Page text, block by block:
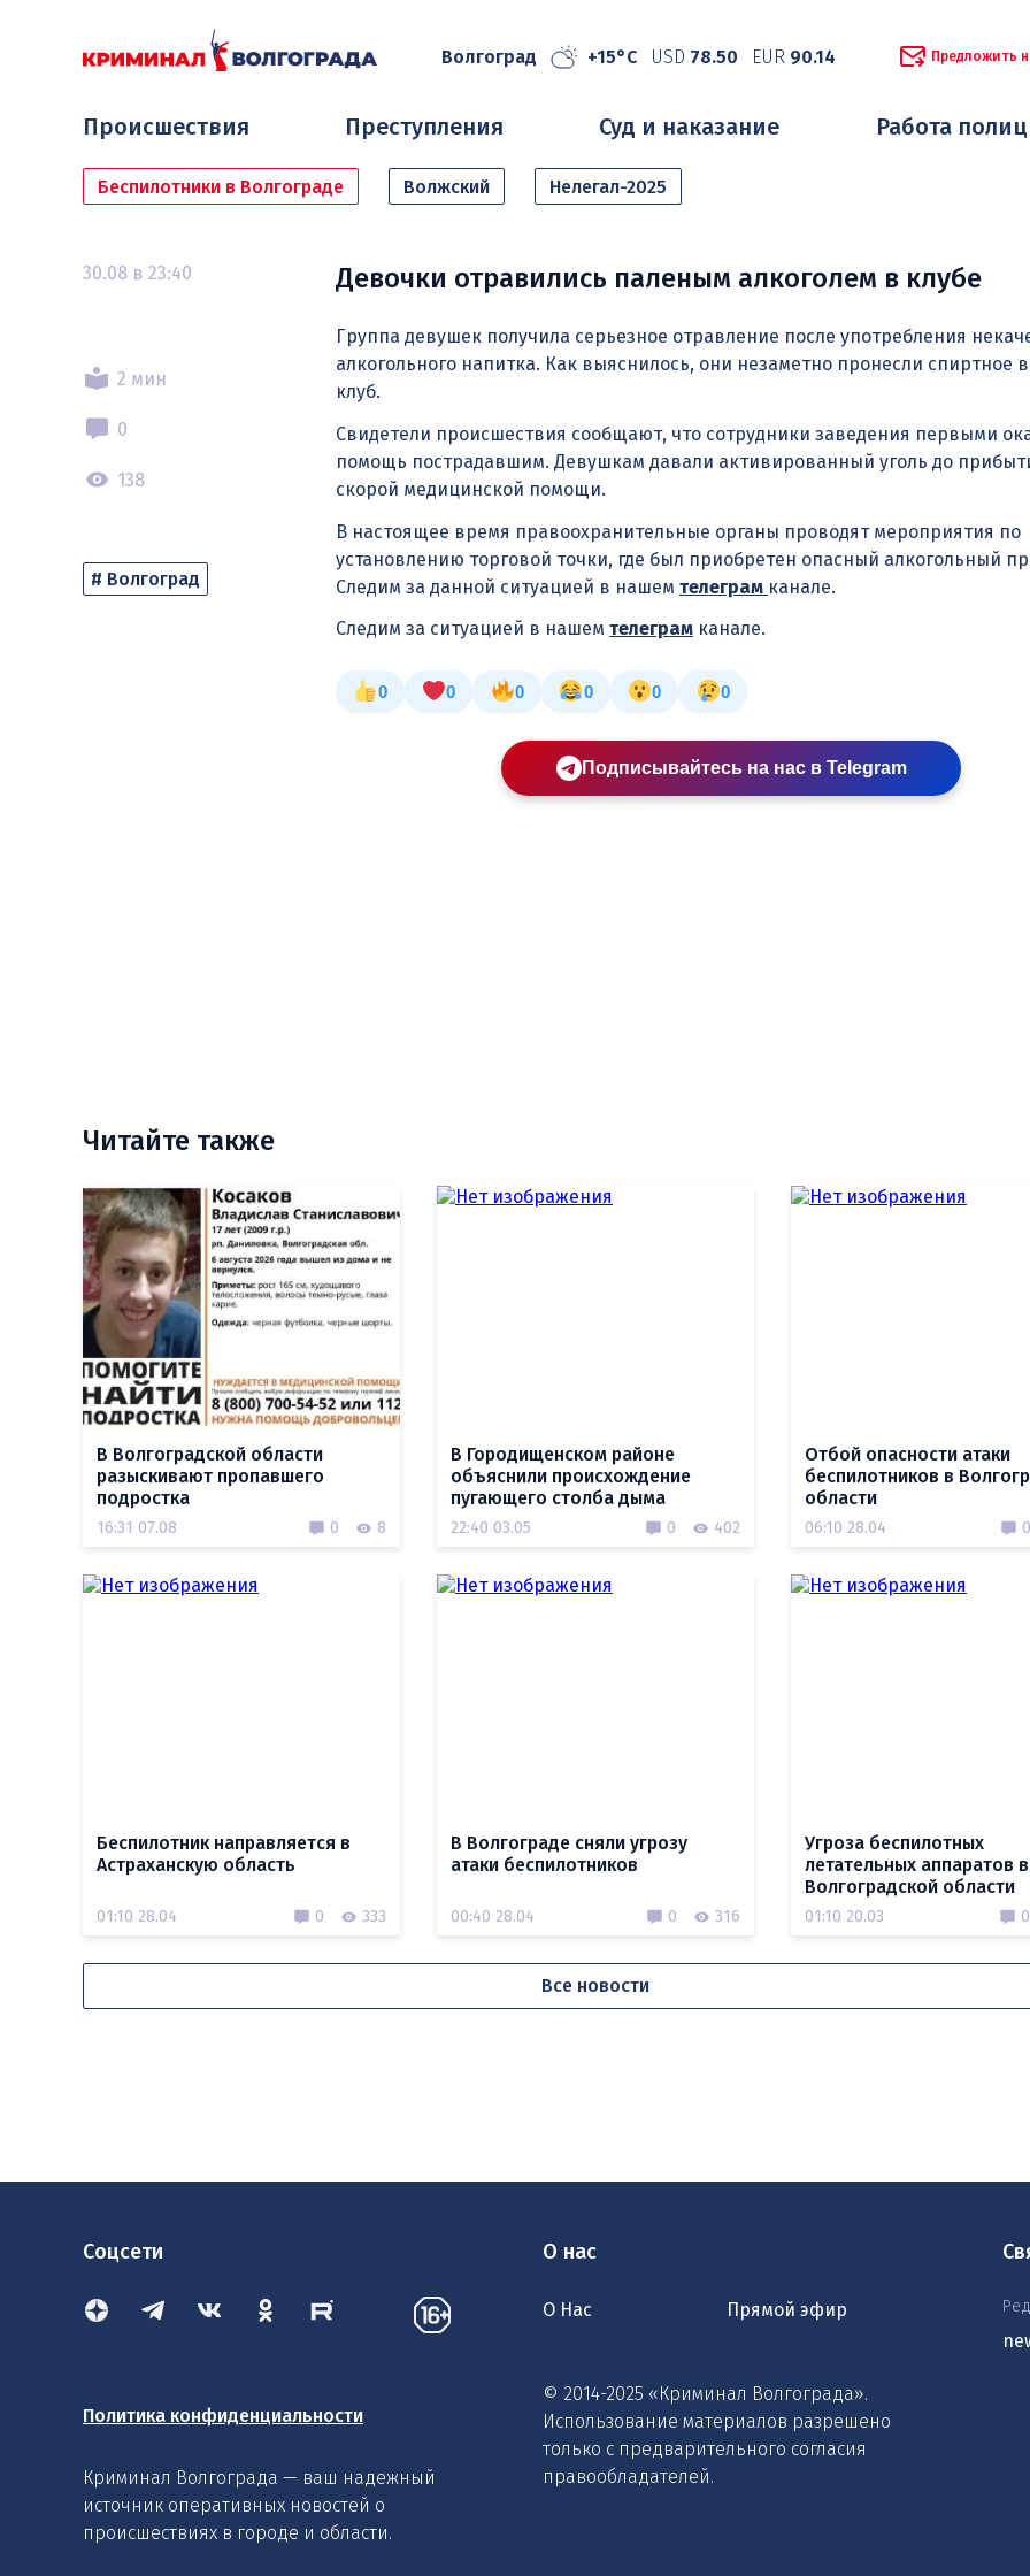
Волгоград +15°C USD 78.50 EUR 90.14 Предложить
Происшествия Преступления Суд и наказание Работа
Беспилотники в Волгограде Волжский Нелегал-2025
30.08 в 23:40
2 мин
0
138
# Волгоград
Девочки отравились паленым алкоголем в клубе
Группа девушек получила серьезное отравление после употребления
алкогольного напитка. Как выяснилось, они незаметно пронесли спиртное
клуб.
Свидетели происшествия сообщают, что сотрудники заведения первыми
помощь пострадавшим. Девушкам давали активированный уголь до
скорой медицинской помощи.
В настоящее время правоохранительные органы проводят мероприятия по
установлению торговой точки, где был приобретен опасный алкогольный
Следим за данной ситуацией в нашем телеграм канале.
Следим за ситуацией в нашем телеграм канале.
0 0 0 0 0 0
Подписывайтесь на нас в Telegram
Читайте также
В Волгоградской области
разыскивают пропавшего
подростка
16:31 07.08 0 8
В Городищенском районе
объяснили происхождение
пугающего столба дыма
22:40 03.05 0 402
Отбой опасности атаки
беспилотников в
области
06:10 28.04 0
Беспилотник направляется в
Астраханскую область
01:10 28.04 0 333
В Волгограде сняли угрозу
атаки беспилотников
00:40 28.04 0 316
Угроза беспилотных
летательных аппаратов в
Волгоградской области
01:10 20.03 0
Все новости
Соцсети
Политика конфиденциальности
Криминал Волгограда — ваш надежный
источник оперативных новостей о
происшествиях в городе и области.
О нас
О Нас Прямой эфир
© 2014-2025 «Криминал Волгограда».
Использование материалов разрешено
только с предварительного согласия
правообладателей.